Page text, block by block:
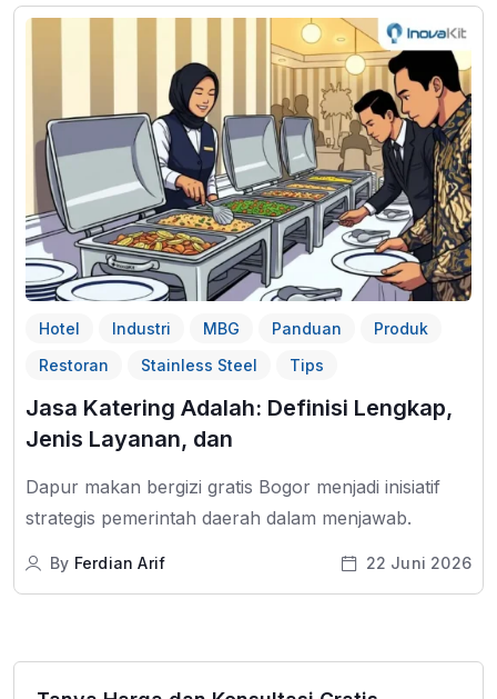
Hotel Industri MBG Panduan
Produk
Restoran
Stainless Steel Tips
Jasa Katering Adalah: Definisi Lengkap,
Jenis Layanan, dan
Dapur makan bergizi gratis Bogor menjadi inisiatif
strategis pemerintah daerah dalam menjawab.
By Ferdian Arif 22 Juni 2026